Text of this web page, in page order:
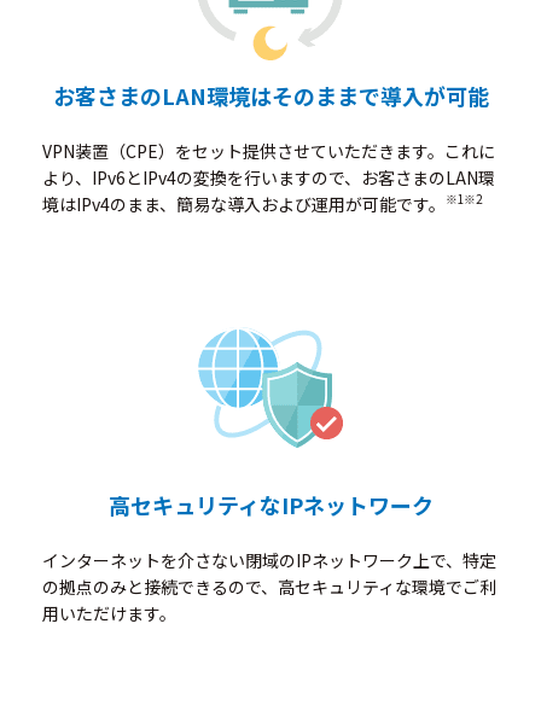
お客さまのLAN環境はそのままで導入が可能
VPN装置（CPE）をセット提供させていただきます。これに
より、IPv6とIPv4の変換を行いますので、お客さまのLAN環
境はIPv4のまま、簡易な導入および運用が可能です。
※1 ※2
高セキュリティなIPネットワーク
インターネットを介さない閉域のIPネットワーク上で、特定
の拠点のみと接続できるので、高セキュリティな環境でご利
用いただけます。